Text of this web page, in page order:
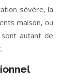
sévère, la
maison, ou
autant de